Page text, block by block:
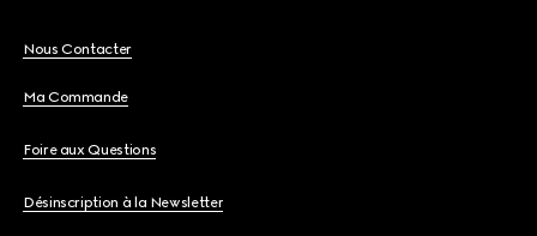
Nous Contacter
Ma Commande
Foire aux Questions
Désinscription à la Newsletter